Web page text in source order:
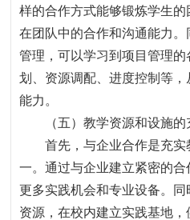
样的合作方式能够锻炼学生
在团队中的合作和沟通能力。
管理，可以学习到项目管理
划、资源调配、进度控制等
能力。
（五）教学资源和设施的
首先，与企业合作是充
一。通过与企业建立紧密的
更多实践机会和专业设备。
资源，在校内建立实践基地，